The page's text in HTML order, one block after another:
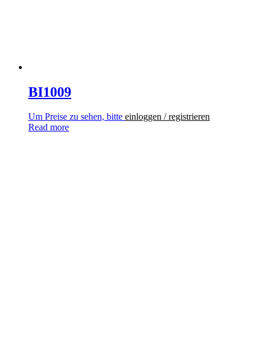
BI1009
Um Preise zu sehen, bitte einloggen / registrieren
Read more